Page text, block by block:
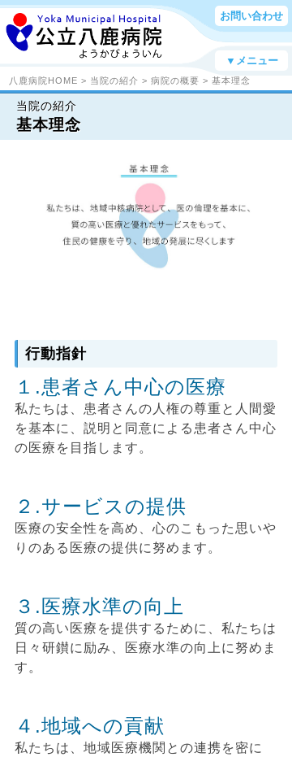
お問い合わせ
▼メニュー
八鹿病院HOME > 当院の紹介 > 病院の概要 > 基本理念
当院の紹介
基本理念
行動指針
１.患者さん中心の医療
私たちは、患者さんの人権の尊重と人間愛
を基本に、説明と同意による患者さん中心
の医療を目指します。
２.サービスの提供
医療の安全性を高め、心のこもった思いや
りのある医療の提供に努めます。
３.医療水準の向上
質の高い医療を提供するために、私たちは
日々研鑚に励み、医療水準の向上に努めま
す。
４.地域への貢献
私たちは、地域医療機関との連携を密に